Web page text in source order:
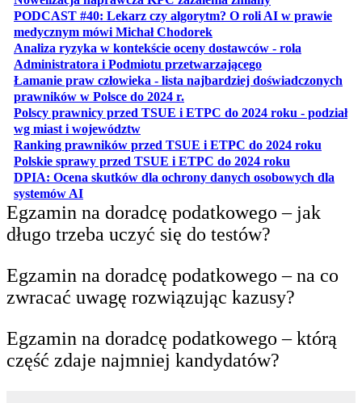
PODCAST #40: Lekarz czy algorytm? O roli AI w prawie
medycznym mówi Michał Chodorekotwiera się w nowej karcie
Analiza ryzyka w kontekście oceny dostawców - rola
Administratora i Podmiotu przetwarzającegootwiera się w
Łamanie praw człowieka - lista najbardziej doświadczonych
prawników w Polsce do 2024 r.otwiera się w nowej karcie
Polscy prawnicy przed TSUE i ETPC do 2024 roku - podział
wg miast i województwotwiera się w nowej karcie
Ranking prawników przed TSUE i ETPC do 2024 roku
Polskie sprawy przed TSUE i ETPC do 2024 roku
DPIA: Ocena skutków dla ochrony danych osobowych dla
systemów AIotwiera się w nowej karcie
Egzamin na doradcę podatkowego – jak
długo trzeba uczyć się do testów?
Egzamin na doradcę podatkowego – na co
zwracać uwagę rozwiązując kazusy?
Egzamin na doradcę podatkowego – którą
część zdaje najmniej kandydatów?